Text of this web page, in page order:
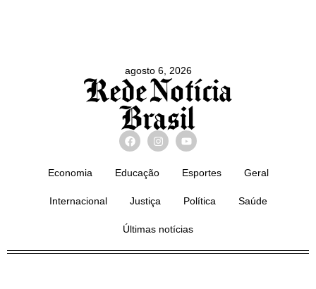
agosto 6, 2026
Economia Educação Esportes Geral
Internacional Justiça Política Saúde
Últimas notícias